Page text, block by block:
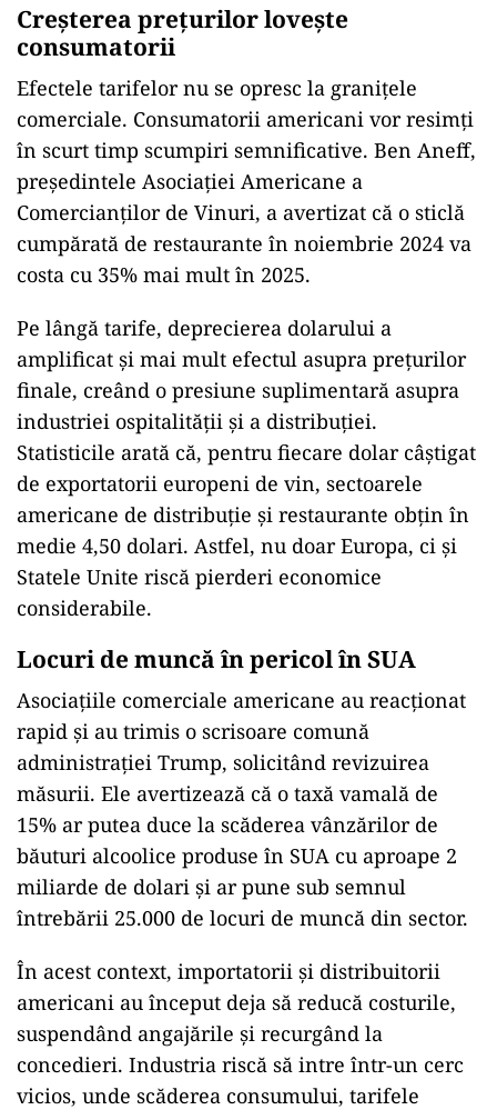
Creșterea prețurilor lovește
consumatorii
Efectele tarifelor nu se opresc la granițele
comerciale. Consumatorii americani vor resimți
în scurt timp scumpiri semnificative. Ben Aneff,
președintele Asociației Americane a
Comercianților de Vinuri, a avertizat că o sticlă
cumpărată de restaurante în noiembrie 2024 va
costa cu 35% mai mult în 2025.
Pe lângă tarife, deprecierea dolarului a
amplificat și mai mult efectul asupra prețurilor
finale, creând o presiune suplimentară asupra
industriei ospitalității și a distribuției.
Statisticile arată că, pentru fiecare dolar câștigat
de exportatorii europeni de vin, sectoarele
americane de distribuție și restaurante obțin în
medie 4,50 dolari. Astfel, nu doar Europa, ci și
Statele Unite riscă pierderi economice
considerabile.
Locuri de muncă în pericol în SUA
Asociațiile comerciale americane au reacționat
rapid și au trimis o scrisoare comună
administrației Trump, solicitând revizuirea
măsurii. Ele avertizează că o taxă vamală de
15% ar putea duce la scăderea vânzărilor de
băuturi alcoolice produse în SUA cu aproape 2
miliarde de dolari și ar pune sub semnul
întrebării 25.000 de locuri de muncă din sector.
În acest context, importatorii și distribuitorii
americani au început deja să reducă costurile,
suspendând angajările și recurgând la
concedieri. Industria riscă să intre într-un cerc
vicios, unde scăderea consumului, tarifele